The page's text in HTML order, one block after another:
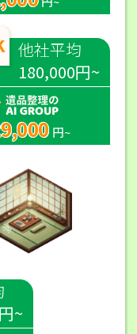
~
他社平均
180,000円~
円~